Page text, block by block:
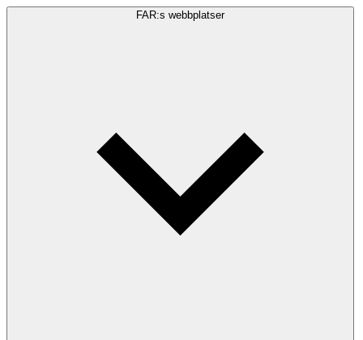
FAR:s webbplatser